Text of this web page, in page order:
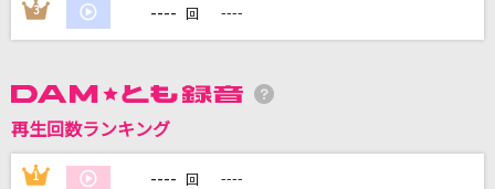
DAMの新曲・ランキングなど
DAMに会員登録・ログインして
カラオケをもっと楽しもう！
3 ---- 回 ----
再生回数ランキング
1 ---- 回 ----